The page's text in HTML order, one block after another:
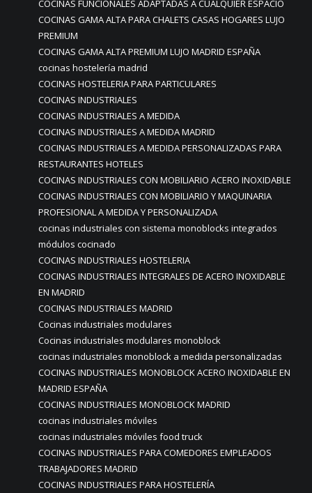
COCINAS FUNCIONALES ADAPTADAS A CUALQUIER ESPACIO
COCINAS GAMA ALTA PARA CHALETS CASAS HOGARES LUJO
PREMIUM
COCINAS GAMA ALTA PREMIUM LUJO MADRID ESPAÑA
cocinas hostelería madrid
COCINAS HOSTELERIA PARA PARTICULARES
COCINAS INDUSTRIALES
COCINAS INDUSTRIALES A MEDIDA
COCINAS INDUSTRIALES A MEDIDA MADRID
COCINAS INDUSTRIALES A MEDIDA PERSONALIZADAS PARA
RESTAURANTES HOTELES
COCINAS INDUSTRIALES CON MOBILIARIO ACERO INOXIDABLE
COCINAS INDUSTRIALES CON MOBILIARIO Y MAQUINARIA
PROFESIONAL A MEDIDA Y PERSONALIZADA
cocinas industriales con sistema monoblocks integrados
módulos cocinado
COCINAS INDUSTRIALES HOSTELERIA
COCINAS INDUSTRIALES INTEGRALES DE ACERO INOXIDABLE
EN MADRID
COCINAS INDUSTRIALES MADRID
Cocinas industriales modulares
Cocinas industriales modulares monoblock
cocinas industriales monoblock a medida personalizadas
COCINAS INDUSTRIALES MONOBLOCK ACERO INOXIDABLE EN
MADRID ESPAÑA
COCINAS INDUSTRIALES MONOBLOCK MADRID
cocinas industriales móviles
cocinas industriales móviles food truck
COCINAS INDUSTRIALES PARA COMEDORES EMPLEADOS
TRABAJADORES MADRID
COCINAS INDUSTRIALES PARA HOSTELERÍA